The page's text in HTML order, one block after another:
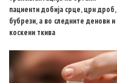
пациенти добија срце, црн дроб,
бубрези, а во следните денови и
коскени ткива